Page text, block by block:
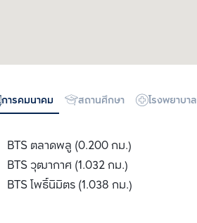
การคมนาคม สถานศึกษา โรงพยาบาล
BTS ตลาดพลู (0.200 กม.)
BTS วุฒากาศ (1.032 กม.)
BTS โพธ์ินิมิตร (1.038 กม.)